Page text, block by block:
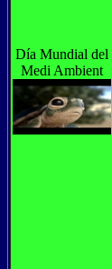
Día Mundial del
Medi Ambient